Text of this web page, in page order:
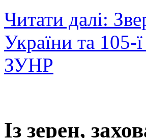
Читати далі:
України та 105-
ЗУНР
Із зерен,